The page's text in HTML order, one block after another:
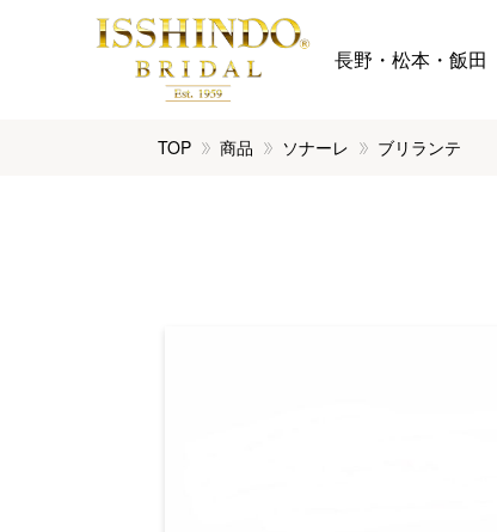
長野・松本・飯田
TOP 商品 ソナーレ ブリランテ